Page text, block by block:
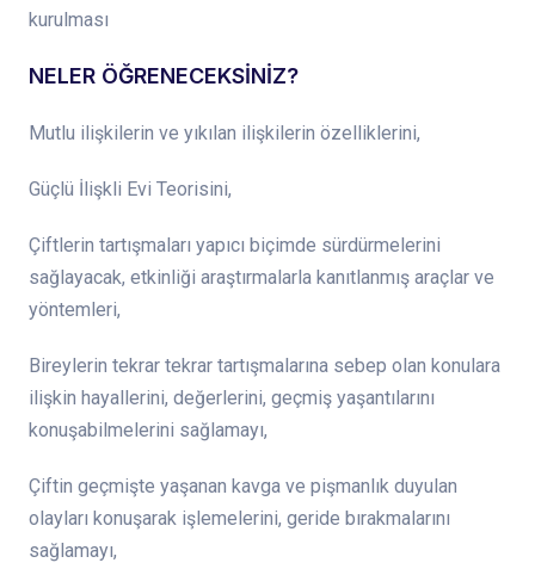
kurulması
NELER ÖĞRENECEKSİNİZ?
Mutlu ilişkilerin ve yıkılan ilişkilerin özelliklerini,
Güçlü İlişkli Evi Teorisini,
Çiftlerin tartışmaları yapıcı biçimde sürdürmelerini
sağlayacak, etkinliği araştırmalarla kanıtlanmış araçlar ve
yöntemleri,
Bireylerin tekrar tekrar tartışmalarına sebep olan konulara
ilişkin hayallerini, değerlerini, geçmiş yaşantılarını
konuşabilmelerini sağlamayı,
Çiftin geçmişte yaşanan kavga ve pişmanlık duyulan
olayları konuşarak işlemelerini, geride bırakmalarını
sağlamayı,